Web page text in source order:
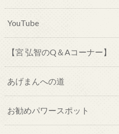
YouTube
【宮 弘智のQ＆Aコーナー】
あげまんへの道
お勧めパワースポット